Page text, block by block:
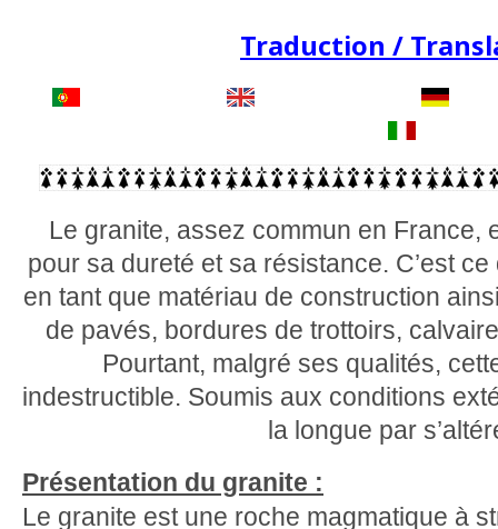
Traduction /
Le granite, assez commun en France,
pour sa dureté et sa résistance. C’est
en tant que matériau de construction
de pavés, bordures de trottoirs,
Pourtant, malgré ses qualités,
indestructible. Soumis aux conditions
la longue par
Présentation du granite :
Le granite est une roche magmatique à